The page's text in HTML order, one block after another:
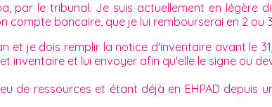
par le tribunal. Je suis actuellement en légère
compte bancaire, que je lui rembourserai en 2 ou
et je dois remplir la notice d'inventaire avant le
inventaire et lui envoyer afin qu'elle le signe ou
de ressources et étant déjà en EHPAD